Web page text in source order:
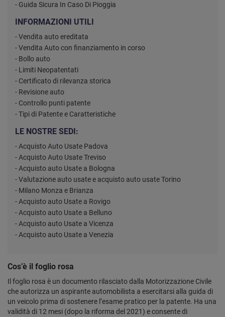
- Guida Sicura In Caso Di Pioggia
INFORMAZIONI UTILI
- Vendita auto ereditata
- Vendita Auto con finanziamento in corso
- Bollo auto
- Limiti Neopatentati
- Certificato di rilevanza storica
- Revisione auto
- Controllo punti patente
- Tipi di Patente e Caratteristiche
LE NOSTRE SEDI:
- Acquisto Auto Usate Padova
- Acquisto Auto Usate Treviso
- Acquisto auto Usate a Bologna
- Valutazione auto usate e acquisto auto usate Torino
- Milano Monza e Brianza
- Acquisto auto Usate a Rovigo
- Acquisto auto Usate a Belluno
- Acquisto auto Usate a Vicenza
- Acquisto auto Usate a Venezia
Cos’è il foglio rosa
Il foglio rosa è un documento rilasciato dalla Motorizzazione Civile
che autorizza un aspirante automobilista a esercitarsi alla guida di
un veicolo prima di sostenere l’esame pratico per la patente. Ha una
validità di 12 mesi (dopo la riforma del 2021) e consente di